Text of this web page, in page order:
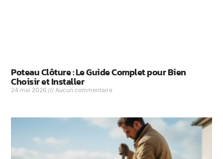
Poteau Clôture : Le Guide Complet pour Bien
Choisir et Installer
24 mai 2026 Aucun commentaire